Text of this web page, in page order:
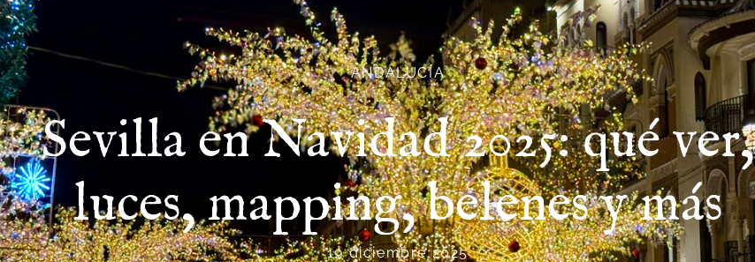
ANDALUCÍA
Sevilla en Navidad 2025: qué ver,
luces, mapping, belenes y más
19 diciembre 2025